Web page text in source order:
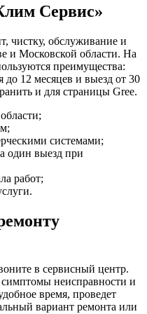
Сервис»
чистку, обслуживание и
и Московской области. На
преимущества:
до 12 месяцев и выезд от 30
и для страницы Gree.
системами;
один выезд при
работ;
в сервисный центр.
неисправности и
время, проведет
вариант ремонта или